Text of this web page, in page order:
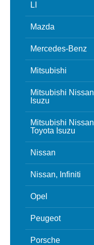
LI
Mazda
Mercedes-Benz
Mitsubishi
Mitsubishi Nissan
Isuzu
Mitsubishi Nissan
Toyota Isuzu
Nissan
Nissan, Infiniti
Opel
Peugeot
Porsche